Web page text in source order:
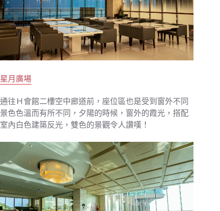
星月廣場
通往Ｈ會館二樓空中廊道前，座位區也是受到窗外不同
景色色溫而有所不同，夕陽的時候，窗外的霞光，搭配
室內白色建築反光，雙色的景觀令人讚嘆！